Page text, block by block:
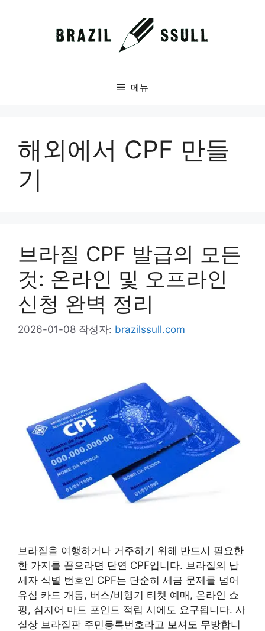
메뉴
해외에서 CPF 만들
기
브라질 CPF 발급의 모든
것: 온라인 및 오프라인
신청 완벽 정리
2026-01-08 작성자: brazilssull.com
브라질을 여행하거나 거주하기 위해 반드시 필요한
한 가지를 꼽으라면 단연 CPF입니다. 브라질의 납
세자 식별 번호인 CPF는 단순히 세금 문제를 넘어
유심 카드 개통, 버스/비행기 티켓 예매, 온라인 쇼
핑, 심지어 마트 포인트 적립 시에도 요구됩니다. 사
실상 브라질판 주민등록번호라고 보셔도 무방합니